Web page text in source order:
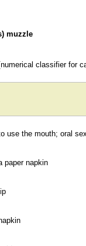
muzzle
[numerical classifier for
use the mouth; oral
paper napkin
lip